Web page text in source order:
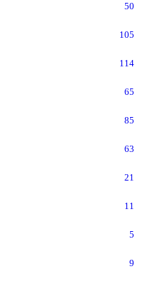
50
105
114
65
85
63
21
11
5
9